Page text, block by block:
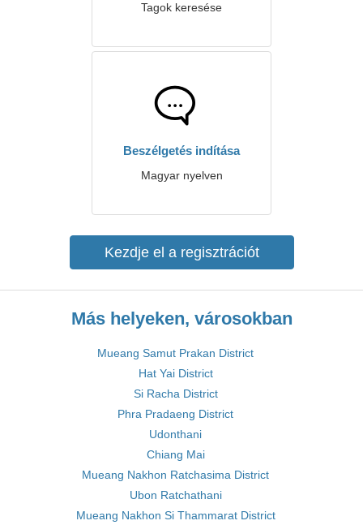
Tagok keresése
Beszélgetés indítása
Magyar nyelven
Kezdje el a regisztrációt
Más helyeken, városokban
Mueang Samut Prakan District
Hat Yai District
Si Racha District
Phra Pradaeng District
Udonthani
Chiang Mai
Mueang Nakhon Ratchasima District
Ubon Ratchathani
Mueang Nakhon Si Thammarat District